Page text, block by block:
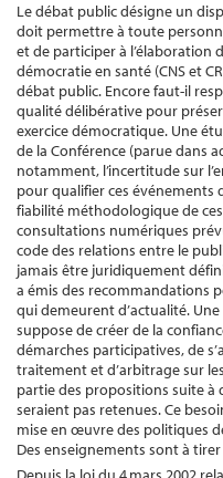
Le débat public désigne un
doit permettre à toute
et de participer à l’élaboration
démocratie en santé (CNS et
débat public. Encore faut-il
qualité délibérative pour
exercice démocratique. Une
de la Conférence (parue dans
notamment, l’incertitude sur
pour qualifier ces événements
fiabilité méthodologique de
consultations numériques
code des relations entre le
jamais être juridiquement
a émis des recommandations
qui demeurent d’actualité.
suppose de créer de la
démarches participatives, de
traitement et d’arbitrage sur
partie des propositions suite à
seraient pas retenues. Ce
mise en œuvre des politiques
Des enseignements sont à